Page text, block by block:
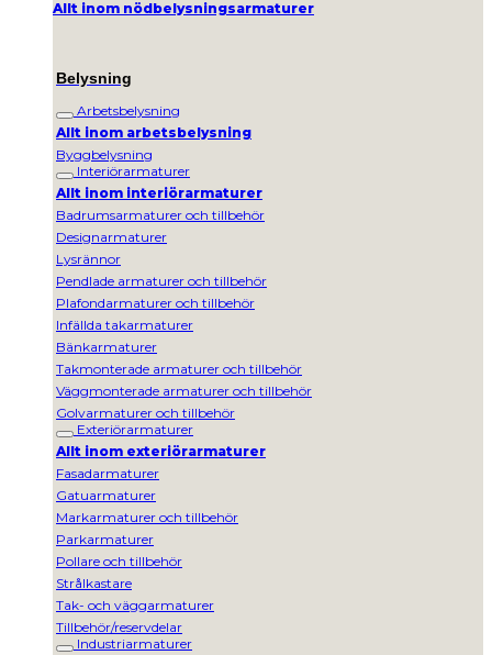
Allt inom nödbelysningsarmaturer
Belysning
Arbetsbelysning
Allt inom arbetsbelysning
Byggbelysning
Interiörarmaturer
Allt inom interiörarmaturer
Badrumsarmaturer och tillbehör
Designarmaturer
Lysrännor
Pendlade armaturer och tillbehör
Plafondarmaturer och tillbehör
Infällda takarmaturer
Bänkarmaturer
Takmonterade armaturer och tillbehör
Väggmonterade armaturer och tillbehör
Golvarmaturer och tillbehör
Exteriörarmaturer
Allt inom exteriörarmaturer
Fasadarmaturer
Gatuarmaturer
Markarmaturer och tillbehör
Parkarmaturer
Pollare och tillbehör
Strålkastare
Tak- och väggarmaturer
Tillbehör/reservdelar
Industriarmaturer